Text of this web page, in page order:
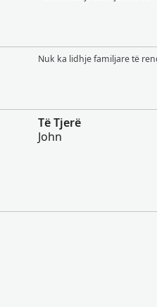
Nuk ka lidhje familjare të
Të Tjerë
John